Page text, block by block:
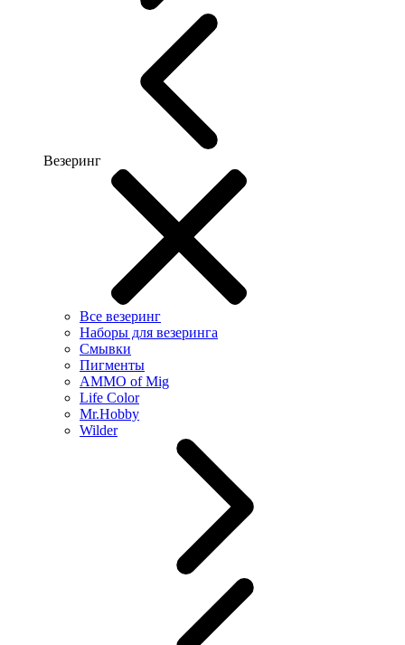
Везеринг
Все везеринг
Наборы для везеринга
Смывки
Пигменты
AMMO of Mig
Life Color
Mr.Hobby
Wilder